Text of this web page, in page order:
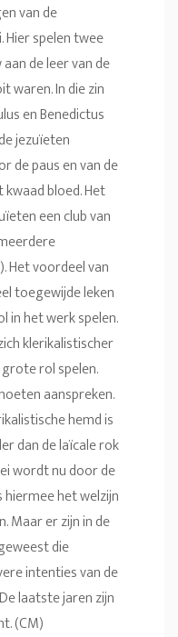
van de
Hier spelen twee
de leer van de
waren. In die zin
en Benedictus
jezuïeten
de paus en van de
bloed. Het
een club van
Het voordeel van
toegewijde leken
in het werk spelen.
klerikalistischer
rol spelen.
aanspreken.
hemd is
dan de laïcale rok
wordt nu door de
hiermee het welzijn
Maar er zijn in de
die
intenties van de
laatste jaren zijn
(CM)